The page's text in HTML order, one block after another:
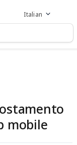
Italian
mobile